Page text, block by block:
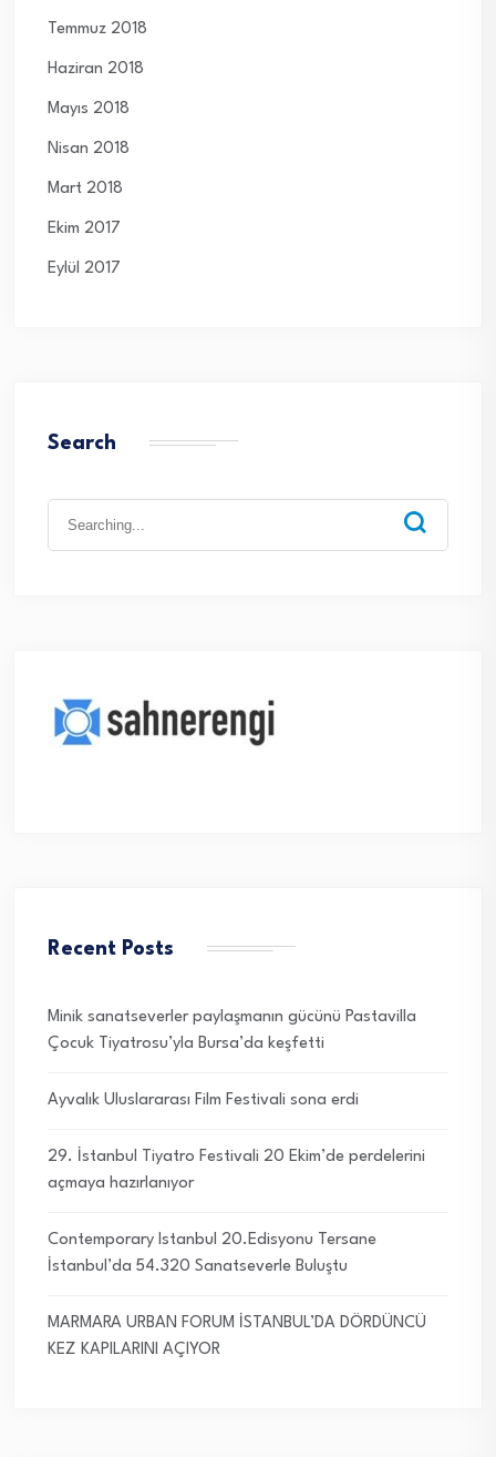
Temmuz 2018
Haziran 2018
Mayıs 2018
Nisan 2018
Mart 2018
Ekim 2017
Eylül 2017
Search
Recent Posts
Minik sanatseverler paylaşmanın gücünü Pastavilla
Çocuk Tiyatrosu’yla Bursa’da keşfetti
Ayvalık Uluslararası Film Festivali sona erdi
29. İstanbul Tiyatro Festivali 20 Ekim’de perdelerini
açmaya hazırlanıyor
Contemporary Istanbul 20.Edisyonu Tersane
İstanbul’da 54.320 Sanatseverle Buluştu
MARMARA URBAN FORUM İSTANBUL’DA DÖRDÜNCÜ
KEZ KAPILARINI AÇIYOR